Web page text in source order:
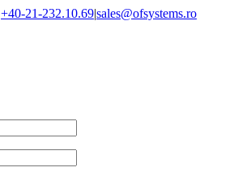
+40-21-232.10.69|sales@ofsystems.ro